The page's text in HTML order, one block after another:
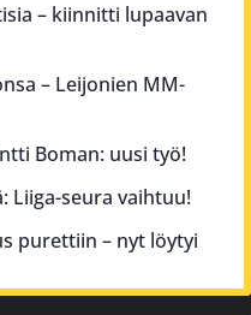
– kiinnitti lupaavan
– Leijonien MM-
Boman: uusi työ!
Liiga-seura vaihtuu!
purettiin – nyt löytyi